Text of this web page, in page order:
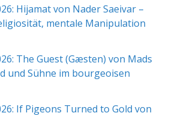
Hijamat von Nader Saeivar​​ –
mentale Manipulation
The Guest (Gæsten) von Mads
und Sühne im bourgeoisen
If Pigeons Turned to Gold von